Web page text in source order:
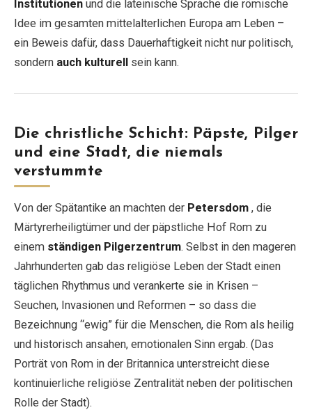
Institutionen und die lateinische Sprache die römische
Idee im gesamten mittelalterlichen Europa am Leben –
ein Beweis dafür, dass Dauerhaftigkeit nicht nur politisch,
sondern auch kulturell sein kann.
Die christliche Schicht: Päpste, Pilger
und eine Stadt, die niemals
verstummte
Von der Spätantike an machten der Petersdom , die
Märtyrerheiligtümer und der päpstliche Hof Rom zu
einem ständigen Pilgerzentrum. Selbst in den mageren
Jahrhunderten gab das religiöse Leben der Stadt einen
täglichen Rhythmus und verankerte sie in Krisen –
Seuchen, Invasionen und Reformen – so dass die
Bezeichnung “ewig” für die Menschen, die Rom als heilig
und historisch ansahen, emotionalen Sinn ergab. (Das
Porträt von Rom in der Britannica unterstreicht diese
kontinuierliche religiöse Zentralität neben der politischen
Rolle der Stadt).